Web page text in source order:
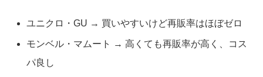
ユニクロ・GU → 買いやすいけど再販率はほぼゼロ
モンベル・マムート → 高くても再販率が高く、コス
パ良し